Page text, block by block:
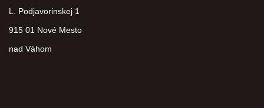
L. Podjavorinskej 1
915 01 Nové Mesto
nad Váhom